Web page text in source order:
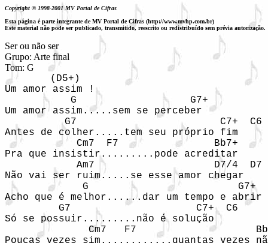
Copyright © 1998-2001 MV Portal de Cifras
Esta página é parte integrante de MV Portal de Cifras (http://www.mvhp.com.br)
Este material não pode ser publicado, transmitido, reescrito ou redistribuído sem prévia autorização.
Ser ou não ser
Grupo: Arte final
Tom: G
  (D5+)
Um amor assim !
           G                   G7+
Um amor assim.....sem se perceber
          G7                        C7+  C6
Antes de colher.....tem seu próprio fim
            Cm7  F7                Bb7+
Pra que insistir.........pode acreditar
            Am7                    D7/4  D7
Não vai ser ruim.....se esse amor chegar
             G                         G7+
Acho que é melhor......dar um tempo e abrir
         G7                     C7+  C6
Só se possuir.........não é solução
Cm7   F7
Poucas vezes sim............quantas vezes